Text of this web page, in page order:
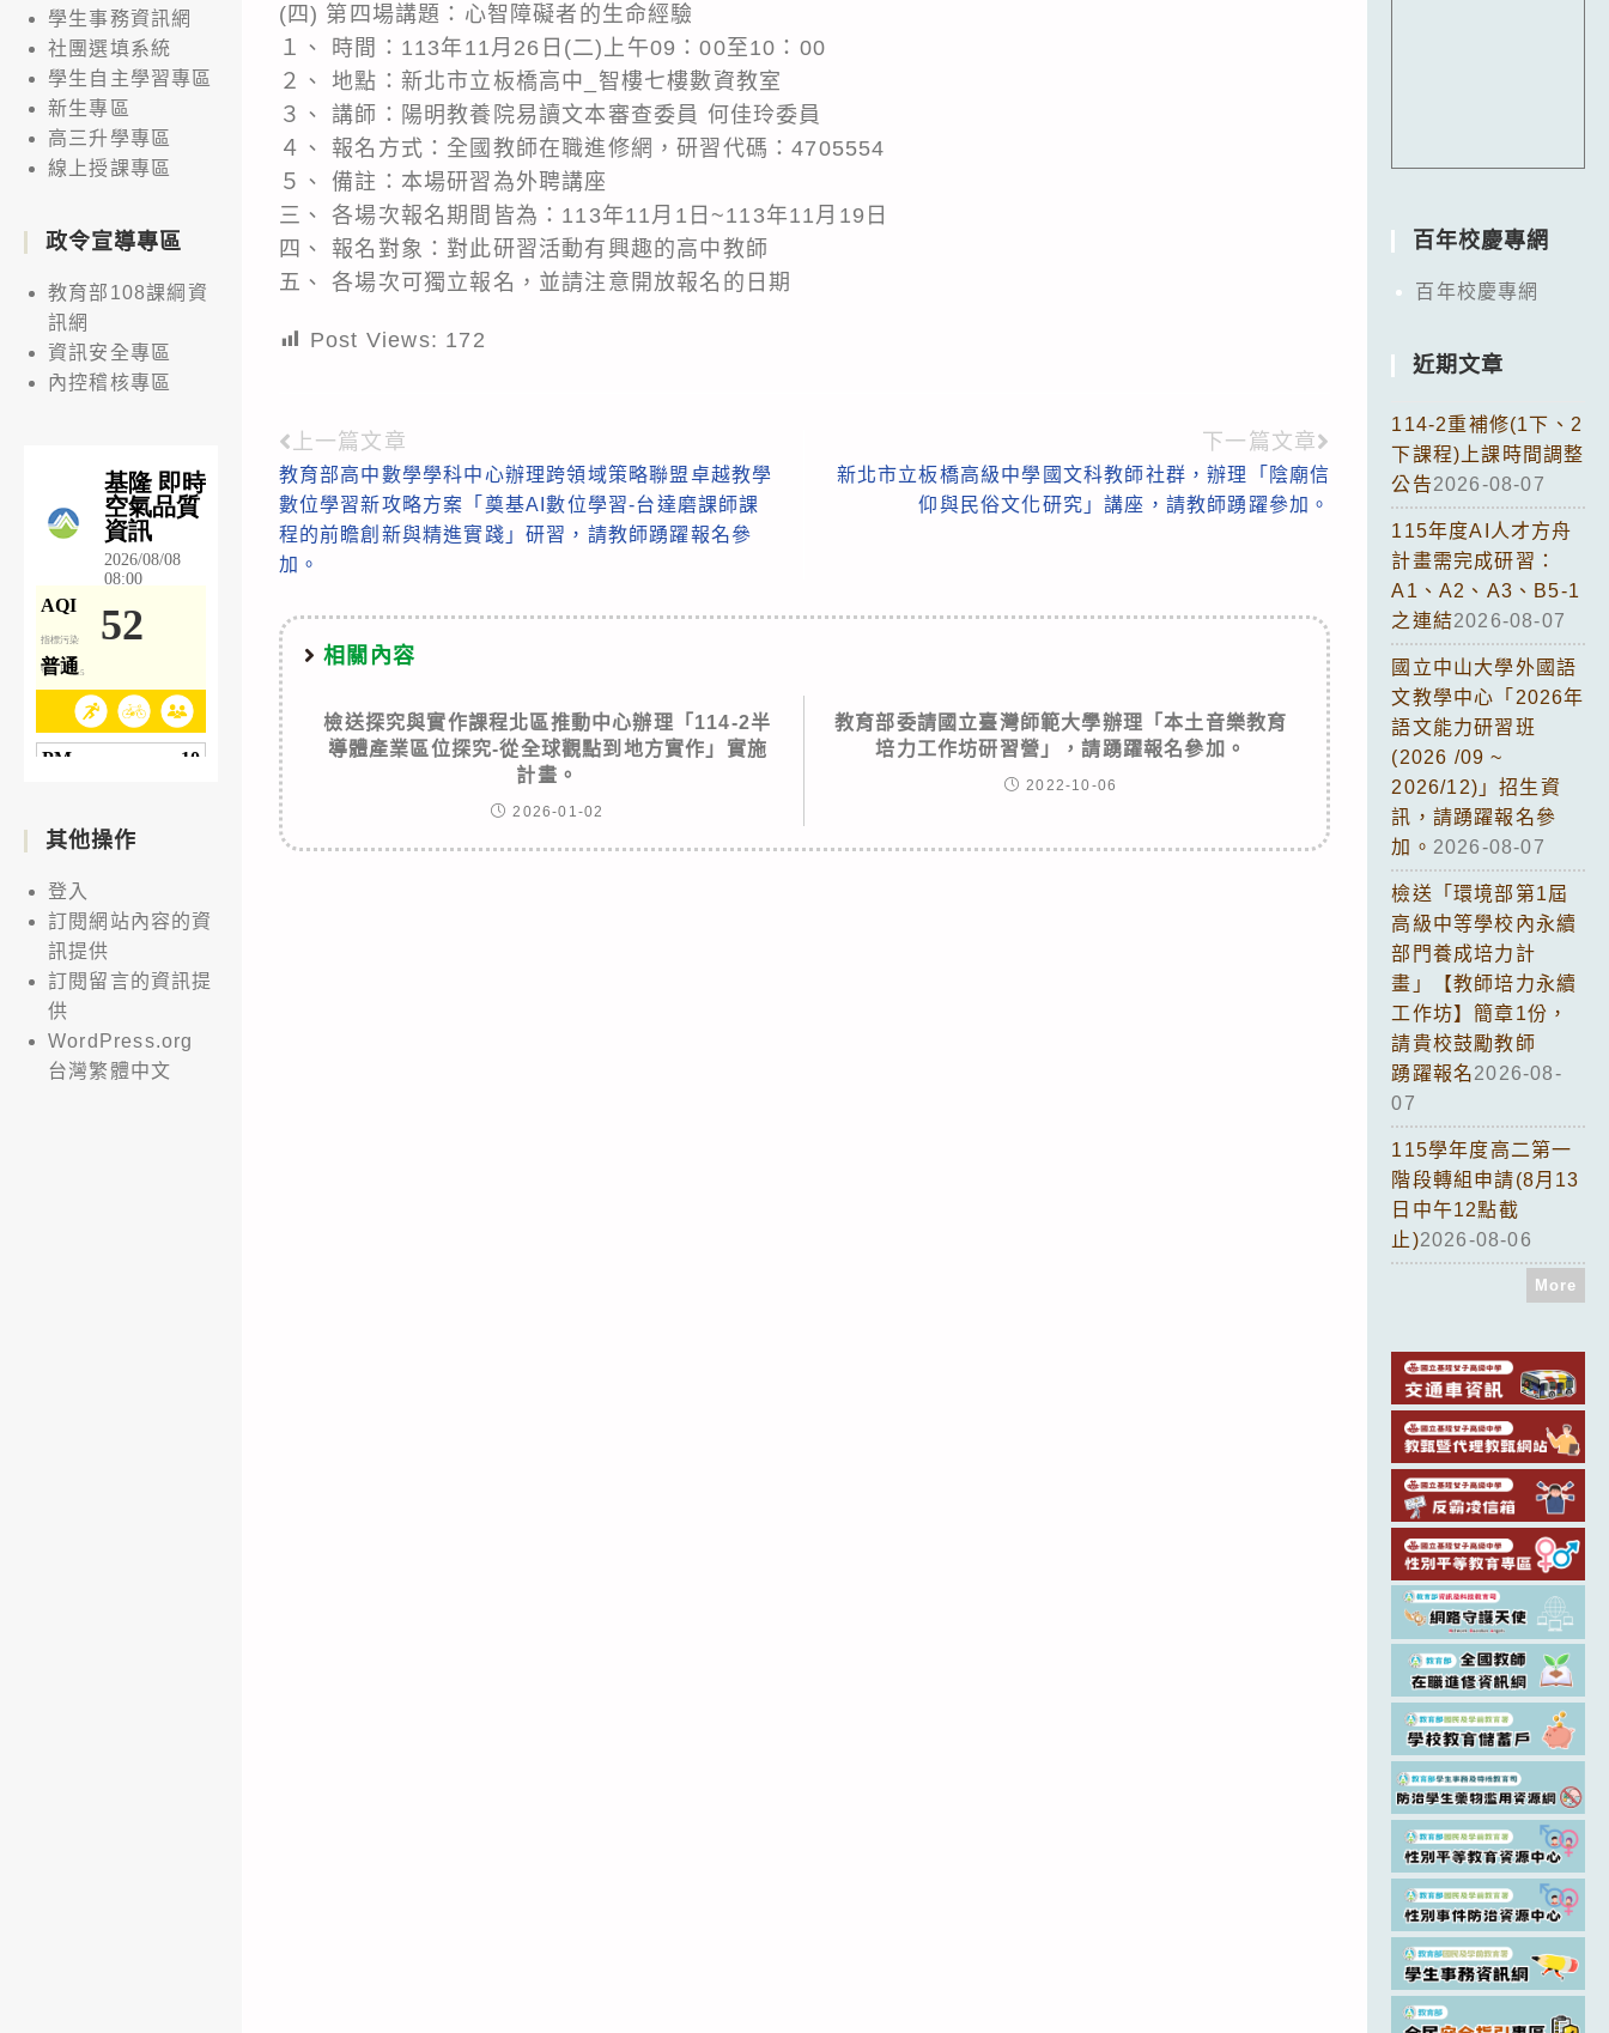
(四) 第四場講題：心智障礙者的生命經驗
１、 時間：113年11月26日(二)上午09：00至10：00
２、 地點：新北市立板橋高中_智樓七樓數資教室
３、 講師：陽明教養院易讀文本審查委員 何佳玲委員
４、 報名方式：全國教師在職進修網，研習代碼：4705554
５、 備註：本場研習為外聘講座
三、 各場次報名期間皆為：113年11月1日~113年11月19日
四、 報名對象：對此研習活動有興趣的高中教師
五、 各場次可獨立報名，並請注意開放報名的日期
Post Views: 172
Read
more
articles
上一篇文章
教育部高中數學學科中心辦理跨領域策略聯盟卓越教學
數位學習新攻略方案「奠基AI數位學習-台達磨課師課
程的前瞻創新與精進實踐」研習，請教師踴躍報名參
加。
下一篇文章
新北市立板橋高級中學國文科教師社群，辦理「陰廟信
仰與民俗文化研究」講座，請教師踴躍參加。
相關內容
檢送探究與實作課程北區推動中心辦理「114-2半
導體產業區位探究-從全球觀點到地方實作」實施
計畫。
2026-01-02
教育部委請國立臺灣師範大學辦理「本土音樂教育
培力工作坊研習營」，請踴躍報名參加。
2022-10-06
學生事務資訊網
社團選填系統
學生自主學習專區
新生專區
高三升學專區
線上授課專區
政令宣導專區
教育部108課綱資
訊網
資訊安全專區
內控稽核專區
其他操作
登入
訂閱網站內容的資
訊提供
訂閱留言的資訊提
供
WordPress.org
台灣繁體中文
百年校慶專網
百年校慶專網
近期文章
114-2重補修(1下、2
下課程)上課時間調整
公告2026-08-07
115年度AI人才方舟
計畫需完成研習：
A1、A2、A3、B5-1
之連結2026-08-07
國立中山大學外國語
文教學中心「2026年
語文能力研習班
(2026 /09 ~
2026/12)」招生資
訊，請踴躍報名參
加。 2026-08-07
檢送「環境部第1屆
高級中等學校內永續
部門養成培力計
畫」【教師培力永續
工作坊】簡章1份，
請貴校鼓勵教師
踴躍報名2026-08-
07
115學年度高二第一
階段轉組申請(8月13
日中午12點截
止)2026-08-06
More